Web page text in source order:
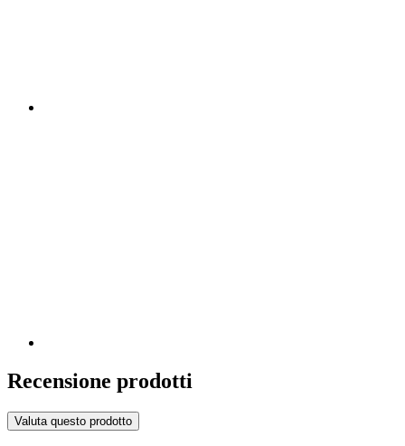
Recensione prodotti
Valuta questo prodotto